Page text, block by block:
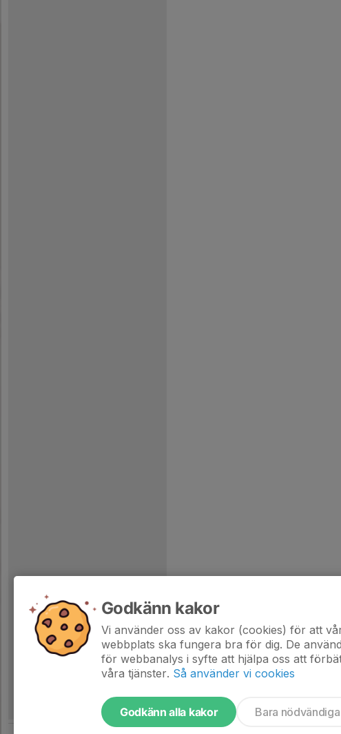
Godkänn kakor
Vi använder oss av kakor (cookies) för att
webbplats ska fungera bra för dig. De
för webbanalys i syfte att hjälpa oss att
våra tjänster. Så använder vi cookies
Godkänn alla kakor Bara nödvändiga